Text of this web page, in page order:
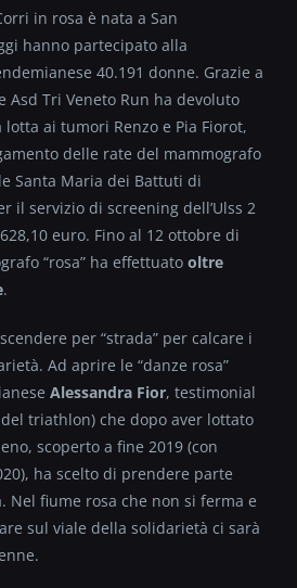
in rosa è nata a San
hanno partecipato alla
40.191 donne. Grazie a
Asd Tri Veneto Run ha devoluto
lotta ai tumori Renzo e Pia Fiorot,
delle rate del mammografo
Santa Maria dei Battuti di
il servizio di screening dell’Ulss 2
euro. Fino al 12 ottobre di
“rosa” ha effettuato oltre
.
per “strada” per calcare i
Ad aprire le “danze rosa”
Alessandra Fior, testimonial
triathlon) che dopo aver lottato
scoperto a fine 2019 (con
ha scelto di prendere parte
Nel fiume rosa che non si ferma e
sul viale della solidarietà ci sarà